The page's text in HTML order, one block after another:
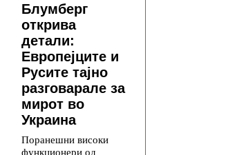
Блумберг
открива
детали:
Европејците и
Русите тајно
разговарале за
мирот во
Украина
Поранешни високи
функционери од